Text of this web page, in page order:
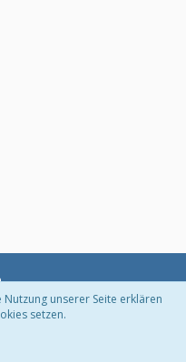
unserer Seite erklären
setzen.